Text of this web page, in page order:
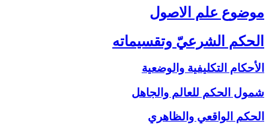
موضوع علم الاصول‏
الحكم الشرعيّ وتقسيماته‏
الأحكام التكليفية والوضعية
شمول الحكم للعالم والجاهل
الحكم الواقعي والظاهري